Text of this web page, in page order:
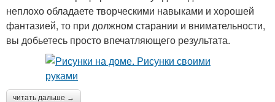
неплохо обладаете творческими навыками и хорошей
фантазией, то при должном старании и внимательности,
вы добьетесь просто впечатляющего результата.
читать дальше →